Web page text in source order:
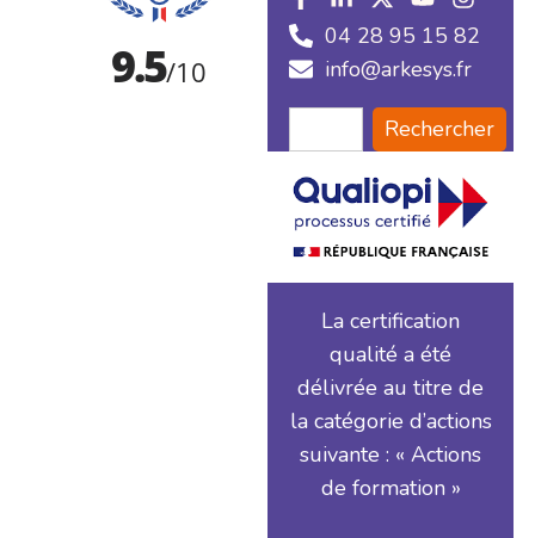
04 28 95 15 82
info@arkesys.fr
Rechercher
La certification
qualité a été
délivrée au titre de
la catégorie d’actions
suivante : « Actions
de formation »